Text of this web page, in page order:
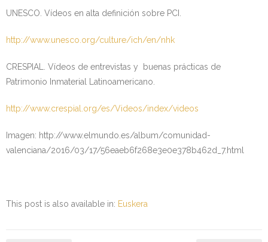
UNESCO. Vídeos en alta definición sobre PCI.
http://www.unesco.org/culture/ich/en/nhk
CRESPIAL. Vídeos de entrevistas y buenas prácticas de
Patrimonio Inmaterial Latinoamericano.
http://www.crespial.org/es/Videos/index/videos
Imagen: http://www.elmundo.es/album/comunidad-
valenciana/2016/03/17/56eaeb6f268e3e0e378b462d_7.html
This post is also available in: Euskera